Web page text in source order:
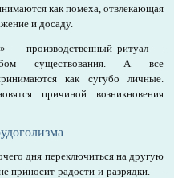
как помеха, отвлекающая
и досаду.
— производственный ритуал —
существования. А все
как сугубо личные.
причиной возникновения
дня переключиться на другую
приносит радости и разрядки. —